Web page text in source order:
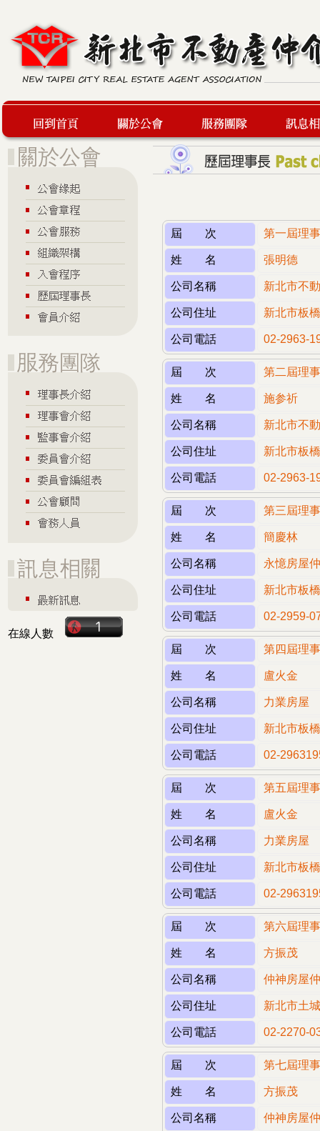
服務團隊 最新訊息
在線人數
屆 次 第一屆理
姓 名 張明德
公司名稱 新北市不
公司住址 新北市板
公司電話 02-2963-
屆 次 第二屆理
姓 名 施参祈
公司名稱 新北市不
公司住址 新北市板
公司電話 02-2963-
屆 次 第三屆理
姓 名 簡慶林
公司名稱 永憶房屋
公司住址 新北市板
公司電話 02-2959-
屆 次 第四屆理
姓 名 盧火金
公司名稱 力業房屋
公司住址 新北市板
公司電話 02-
屆 次 第五屆理
姓 名 盧火金
公司名稱 力業房屋
公司住址 新北市板
公司電話 02-
屆 次 第六屆理
姓 名 方振茂
公司名稱 仲神房屋
公司住址 新北市土
公司電話 02-2270-
屆 次 第七屆理
姓 名 方振茂
公司名稱 仲神房屋